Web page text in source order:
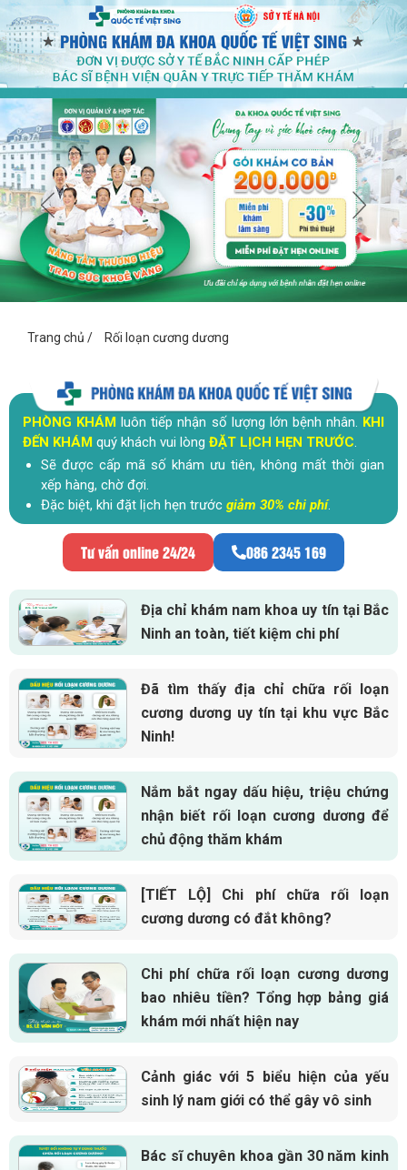
Trang chủ / Rối loạn cương dương
PHÒNG KHÁM luôn tiếp nhận số lượng lớn bệnh nhân. KHI
ĐẾN KHÁM quý khách vui lòng ĐẶT LỊCH HẸN TRƯỚC.
Sẽ được cấp mã số khám ưu tiên, không mất thời gian
xếp hàng, chờ đợi.
Đặc biệt, khi đặt lịch hẹn trước giảm 30% chi phí.
Tư vấn online 24/24 086 2345 169
Địa chỉ khám nam khoa uy tín tại Bắc
Ninh an toàn, tiết kiệm chi phí
Đã tìm thấy địa chỉ chữa rối loạn
cương dương uy tín tại khu vực Bắc
Ninh!
Nắm bắt ngay dấu hiệu, triệu chứng
nhận biết rối loạn cương dương để
chủ động thăm khám
[TIẾT LỘ] Chi phí chữa rối loạn
cương dương có đắt không?
Chi phí chữa rối loạn cương dương
bao nhiêu tiền? Tổng hợp bảng giá
khám mới nhất hiện nay
Cảnh giác với 5 biểu hiện của yếu
sinh lý nam giới có thể gây vô sinh
Bác sĩ chuyên khoa gần 30 năm kinh